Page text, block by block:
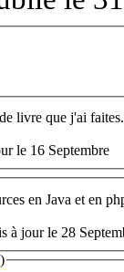
livre que j'ai
le 16 Septembre
en Java et en
à jour le 28
)